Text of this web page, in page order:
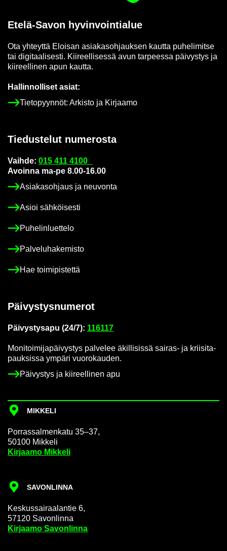
Etelä-​Savon hy­vin­voin­tia­lue
Ota yh­teyt­tä Eloi­san asia­kas­oh­jauk­sen kaut­ta pu­he­li­mit­se
tai di­gi­taa­li­ses­ti. Kii­reel­li­ses­sä avun tar­pees­sa päi­vys­tys ja
kii­reel­li­nen apun kaut­ta.
Hal­lin­nol­li­set asiat:
Tie­to­pyyn­nöt: Ar­kis­to ja Kir­jaa­mo
Tie­dus­te­lut nu­me­ros­ta
Vaih­de: 015 411 4100
Avoin­na ma-pe 8.00-16.00
Asia­kas­oh­jaus ja neu­von­ta
Asioi säh­köi­ses­ti
Pu­he­lin­luet­te­lo
Pal­ve­lu­ha­ke­mis­to
Hae toi­mi­pis­tet­tä
Päi­vys­tys­nu­me­rot
Päi­vys­tys­a­pu (24/7): 116117
Mo­ni­toi­mi­ja­päi­vys­tys pal­ve­lee äkil­li­sis­sä sairas-​ ja krii­si­ta­
pauk­sis­sa ym­pä­ri vuo­ro­kau­den.
Päi­vys­tys ja kii­reel­li­nen apu
MIK­KE­LI
Por­ras­sal­men­ka­tu 35–37,
50100 Mik­ke­li
Kir­jaa­mo Mik­ke­li
SA­VON­LIN­NA
Kes­kus­sai­raa­lan­tie 6,
57120 Sa­von­lin­na
Kir­jaa­mo Sa­von­lin­na